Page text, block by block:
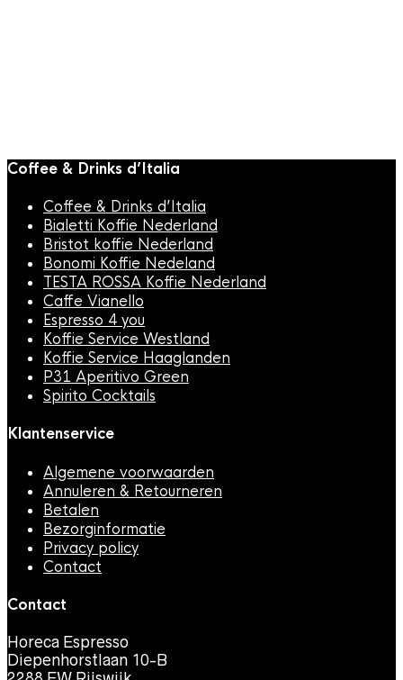
Coffee & Drinks d’Italia
Coffee & Drinks d’Italia
Bialetti Koffie Nederland
Bristot koffie Nederland
Bonomi Koffie Nedeland
TESTA ROSSA Koffie Nederland
Caffe Vianello
Espresso 4 you
Koffie Service Westland
Koffie Service Haaglanden
P31 Aperitivo Green
Spirito Cocktails
Klantenservice
Algemene voorwaarden
Annuleren & Retourneren
Betalen
Bezorginformatie
Privacy policy
Contact
Contact
Horeca Espresso
Diepenhorstlaan 10-B